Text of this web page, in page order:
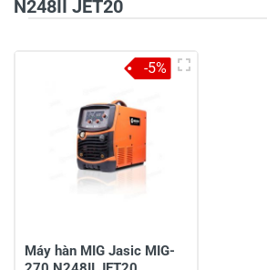
3
2
1
Viết nhận xét của bạn
N248II JET20
Máy hàn MIG Jasic MIG-
-5%